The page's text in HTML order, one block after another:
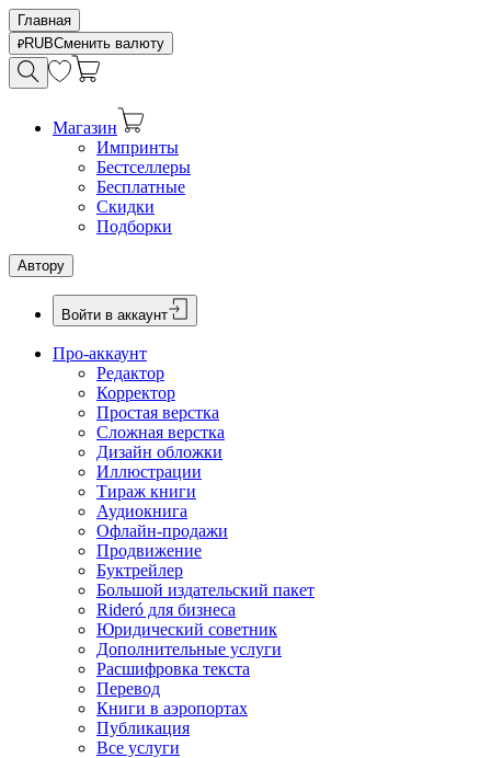
Главная
RUBСменить валюту
Магазин
Импринты
Бестселлеры
Бесплатные
Скидки
Подборки
Автору
Войти в аккаунт
Про-аккаунт
Редактор
Корректор
Простая верстка
Сложная верстка
Дизайн обложки
Иллюстрации
Тираж книги
Аудиокнига
Офлайн-продажи
Продвижение
Буктрейлер
Большой издательский пакет
Rideró для бизнеса
Юридический советник
Дополнительные услуги
Расшифровка текста
Перевод
Книги в аэропортах
Публикация
Все услуги